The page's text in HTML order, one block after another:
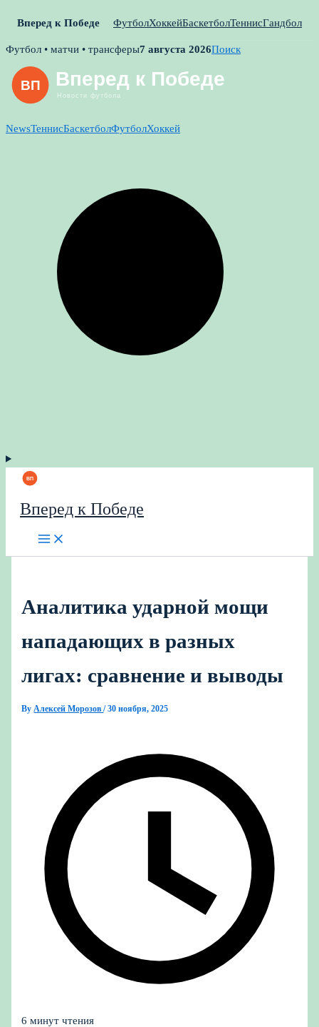
Вперед к Победе ФутболХоккейБаскетболТеннисГандбол
Skip
content
Футбол • матчи • трансферы7 августа 2026Поиск
NewsТеннисБаскетболФутболХоккей
Вперед к Победе
Аналитика ударной мощи
нападающих в разных
лигах: сравнение и выводы
ByАлексей Морозов/30 ноября, 2025
6 минут чтения